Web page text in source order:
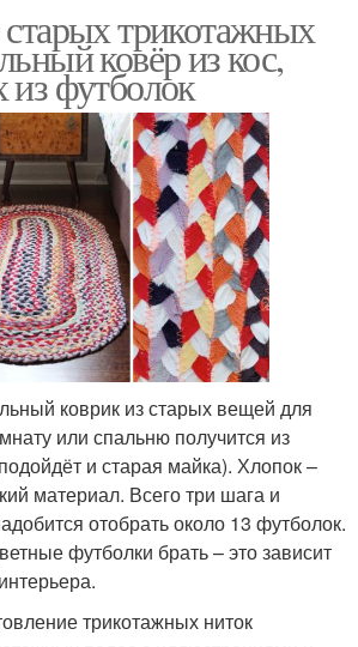
трикотажных
ковёр из кос,
из футболок
коврик из старых вещей для
или спальню получится из
и старая майка). Хлопок –
материал. Всего три шага и
отобрать около 13 футболок.
футболки брать – это зависит
трикотажных ниток